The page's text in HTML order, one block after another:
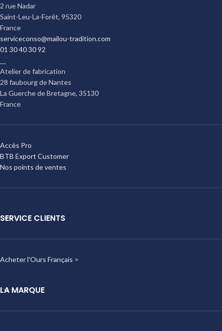
2 rue Nadar
Saint-Leu-La-Forêt, 95320
France
serviceconso@mailou-tradition.com
01 30 40 30 92
Atelier de fabrication
28 faubourg de Nantes
La Guerche de Bretagne, 35130
France
Accès Pro
BTB Export Customer
Nos points de ventes
SERVICE CLIENTS
Acheter l'Ours Français >
LA MARQUE